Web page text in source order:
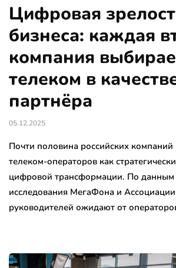
Цифровая
бизнеса: каждая
компания
телеком в
партнёра
05.12.2025
Почти половина российских компаний
телеком-операторов как
цифровой трансформации. По данным
исследования МегаФона и
руководителей ожидают от